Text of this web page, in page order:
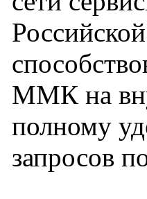
ММК на
полному
запросов